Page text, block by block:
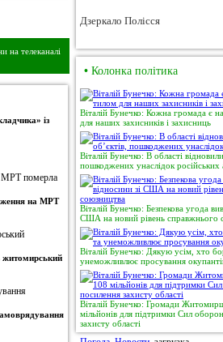
на телеканалі
із
на МРТ
житомирський
Дзеркало Полісся
• Колонка політика
Віталій Бунечко: Кожна громада є
для наших захисників і захисниць
Віталій Бунечко: В області
пошкоджених унаслідок російських
Віталій Бунечко: Безпекова угода
США на новий рівень справжнього
Віталій Бунечко: Дякую усім, хто
унеможливлює просування
Віталій Бунечко: Громади
мільйонів для підтримки Сил
захисту області